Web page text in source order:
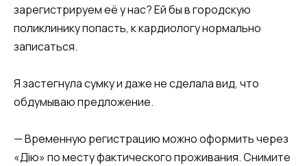
зарегистрируем её у нас? Ей бы в городскую
поликлинику попасть, к кардиологу нормально
записаться.
Я застегнула сумку и даже не сделала вид, что
обдумываю предложение.
— Временную регистрацию можно оформить через
«Дію» по месту фактического проживания. Снимите